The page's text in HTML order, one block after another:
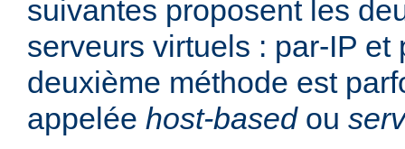
suivantes proposent les
serveurs virtuels : par-IP et
deuxième méthode est
appelée host-basedou